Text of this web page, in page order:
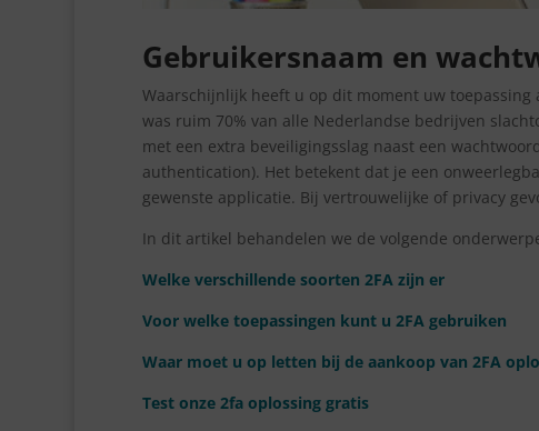
Gebruikersnaam en
Waarschijnlijk heeft u op dit moment uw
was ruim 70% van alle Nederlandse bedrijven
met een extra beveiligingsslag naast een
authentication). Het betekent dat je een
gewenste applicatie. Bij vertrouwelijke of privacy
In dit artikel behandelen we de volgende
Welke verschillende soorten 2FA zijn er
Voor welke toepassingen kunt u 2FA gebruiken
Waar moet u op letten bij de aankoop van 2FA
Test onze 2fa oplossing gratis